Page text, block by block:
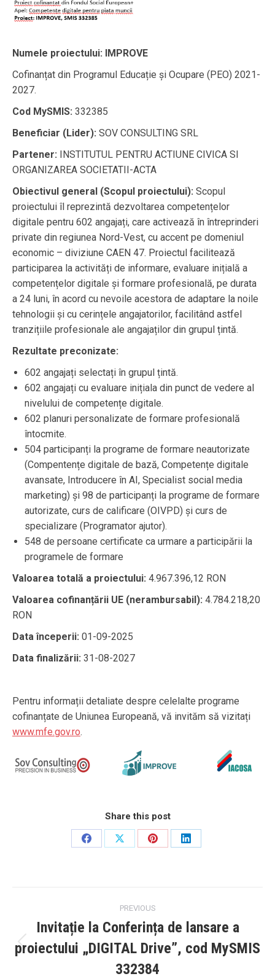
Numele proiectului: IMPROVE
Cofinanțat din Programul Educație și Ocupare (PEO) 2021-
2027.
Cod MySMIS: 332385
Beneficiar (Lider): SOV CONSULTING SRL
Partener: INSTITUTUL PENTRU ACTIUNE CIVICA SI
ORGANIZAREA SOCIETATII-ACTA
Obiectivul general (Scopul proiectului): Scopul
proiectului îl reprezintă dezvoltarea competențelor
digitale pentru 602 angajați, care activează în întreprinderi
private din regiunea Nord-Vest, cu accent pe domeniul
economic – diviziune CAEN 47. Proiectul facilitează
participarea la activități de informare, evaluare inițială a
competențelor digitale și formare profesională, pe durata
a 24 luni, în acord cu nevoile acestora de adaptare la noile
tehnologii și cu cerințele angajatorilor, facilitând astfel
tranzițiile profesionale ale angajaților din grupul țintă.
Rezultate preconizate:
602 angajați selectați în grupul țintă.
602 angajați cu evaluare inițiala din punct de vedere al
nivelului de competențe digitale.
602 planuri personalizate de formare profesională
întocmite.
504 participanți la programe de formare neautorizate
(Compentențe digitale de bază, Competențe digitale
avansate, Introducere în AI, Specialist social media
marketing) și 98 de participanți la programe de formare
autorizate, curs de calificare (OIVPD) și curs de
specializare (Programator ajutor).
548 de persoane certificate ca urmare a participării la
programele de formare
Valoarea totală a proiectului: 4.967.396,12 RON
Valoarea cofinanțării UE (nerambursabil): 4.784.218,20
RON
Data începerii: 01-09-2025
Data finalizării: 31-08-2027
Pentru informații detaliate despre celelalte programe
cofinanțate de Uniunea Europeană, vă invităm să vizitați
www.mfe.gov.ro.
Share this post
Share
Share
Share
Share
navigation
PREVIOUS
Previous
post:
Invitație la Conferința de lansare a
proiectului „DIGITAL Drive”, cod MySMIS
332384